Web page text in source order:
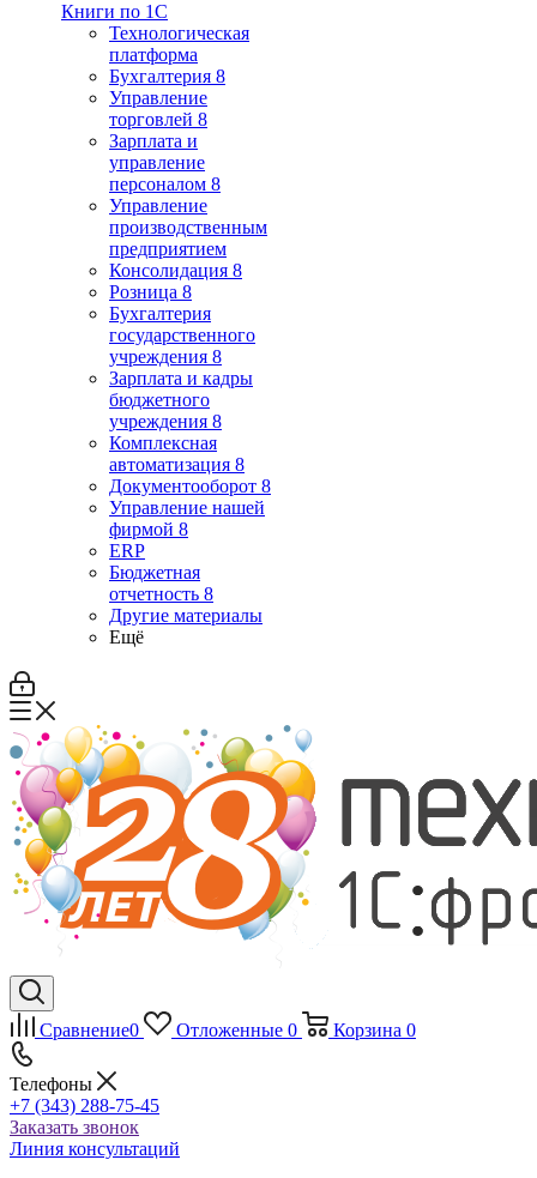
Книги по 1С
Технологическая
платформа
Бухгалтерия 8
Управление
торговлей 8
Зарплата и
управление
персоналом 8
Управление
производственным
предприятием
Консолидация 8
Розница 8
Бухгалтерия
государственного
учреждения 8
Зарплата и кадры
бюджетного
учреждения 8
Комплексная
автоматизация 8
Документооборот 8
Управление нашей
фирмой 8
ERP
Бюджетная
отчетность 8
Другие материалы
Ещё
Сравнение0 Отложенные 0 Корзина 0
Телефоны
+7 (343) 288-75-45
Заказать звонок
Линия консультаций